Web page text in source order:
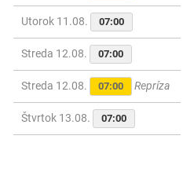
Utorok 11.08. 07:00
Streda 12.08. 07:00
Streda 12.08. 07:00 Repríza
Štvrtok 13.08. 07:00